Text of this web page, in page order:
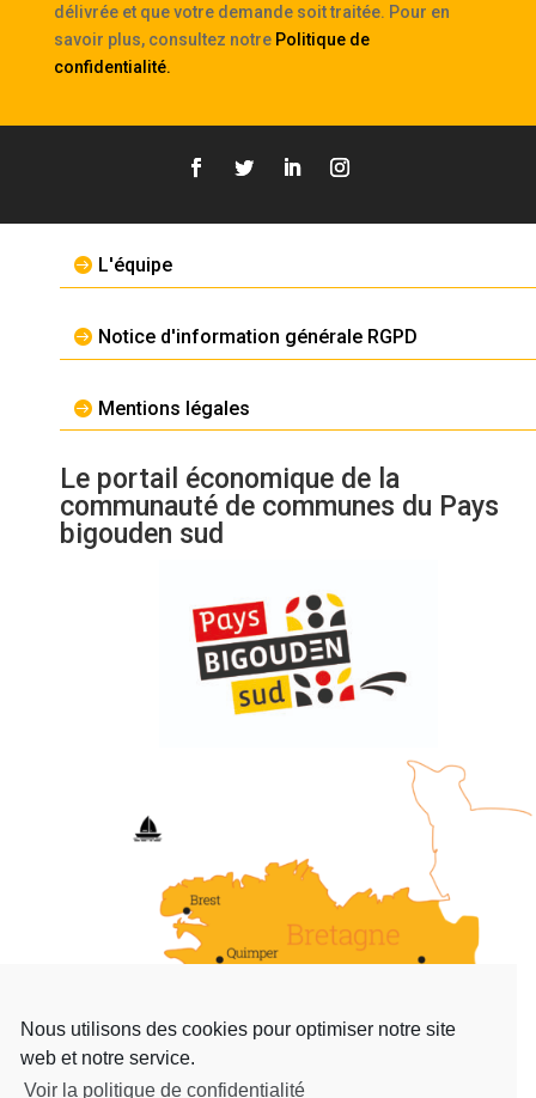
délivrée et que votre demande soit traitée. Pour en
savoir plus, consultez notre Politique de
confidentialité.
L'équipe
Notice d'information générale RGPD
Mentions légales
Le portail économique de la
communauté de communes du Pays
bigouden sud
Nous utilisons des cookies pour optimiser notre site
web et notre service.
Voir la politique de confidentialité